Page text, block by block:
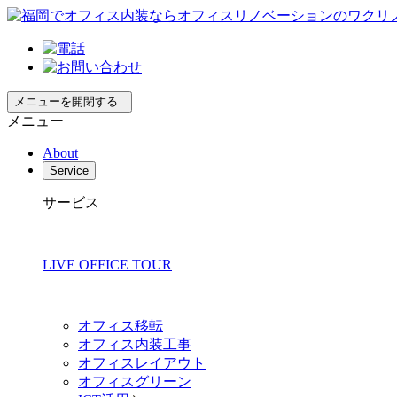
メニューを開閉する
メニュー
About
Service
サービス
LIVE OFFICE TOUR
オフィス移転
オフィス内装工事
オフィスレイアウト
オフィスグリーン